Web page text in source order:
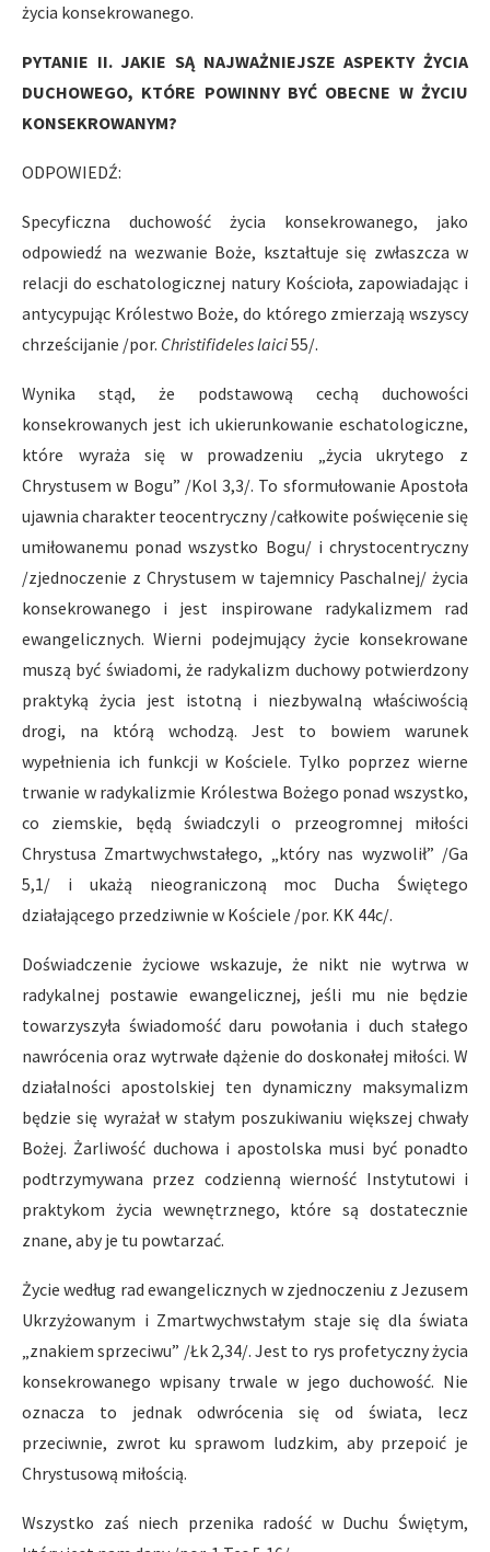
życia konsekrowanego.
PYTANIE II. JAKIE SĄ NAJWAŻNIEJSZE ASPEKTY ŻYCIA
DUCHOWEGO, KTÓRE POWINNY BYĆ OBECNE W ŻYCIU
KONSEKROWANYM?
ODPOWIEDŹ:
Specyficzna duchowość życia konsekrowanego, jako
odpowiedź na wezwanie Boże, kształtuje się zwłaszcza w
relacji do eschatologicznej natury Kościoła, zapowiadając i
antycypując Królestwo Boże, do którego zmierzają wszyscy
chrześcijanie /por. Christifideles laici55/.
Wynika stąd, że podstawową cechą duchowości
konsekrowanych jest ich ukierunkowanie eschatologiczne,
które wyraża się w prowadzeniu „życia ukrytego z
Chrystusem w Bogu” /Kol 3,3/. To sformułowanie Apostoła
ujawnia charakter teocentryczny /całkowite poświęcenie się
umiłowanemu ponad wszystko Bogu/ i chrystocentryczny
/zjednoczenie z Chrystusem w tajemnicy Paschalnej/ życia
konsekrowanego i jest inspirowane radykalizmem rad
ewangelicznych. Wierni podejmujący życie konsekrowane
muszą być świadomi, że radykalizm duchowy potwierdzony
praktyką życia jest istotną i niezbywalną właściwością
drogi, na którą wchodzą. Jest to bowiem warunek
wypełnienia ich funkcji w Kościele. Tylko poprzez wierne
trwanie w radykalizmie Królestwa Bożego ponad wszystko,
co ziemskie, będą świadczyli o przeogromnej miłości
Chrystusa Zmartwychwstałego, „który nas wyzwolił” /Ga
5,1/ i ukażą nieograniczoną moc Ducha Świętego
działającego przedziwnie w Kościele /por. KK 44c/.
Doświadczenie życiowe wskazuje, że nikt nie wytrwa w
radykalnej postawie ewangelicznej, jeśli mu nie będzie
towarzyszyła świadomość daru powołania i duch stałego
nawrócenia oraz wytrwałe dążenie do doskonałej miłości. W
działalności apostolskiej ten dynamiczny maksymalizm
będzie się wyrażał w stałym poszukiwaniu większej chwały
Bożej. Żarliwość duchowa i apostolska musi być ponadto
podtrzymywana przez codzienną wierność Instytutowi i
praktykom życia wewnętrznego, które są dostatecznie
znane, aby je tu powtarzać.
Życie według rad ewangelicznych w zjednoczeniu z Jezusem
Ukrzyżowanym i Zmartwychwstałym staje się dla świata
„znakiem sprzeciwu” /Łk 2,34/. Jest to rys profetyczny życia
konsekrowanego wpisany trwale w jego duchowość. Nie
oznacza to jednak odwrócenia się od świata, lecz
przeciwnie, zwrot ku sprawom ludzkim, aby przepoić je
Chrystusową miłością.
Wszystko zaś niech przenika radość w Duchu Świętym,